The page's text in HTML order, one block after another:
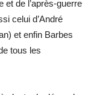
et de l’après-guerre
celui d’André
et enfin Barbes
tous les